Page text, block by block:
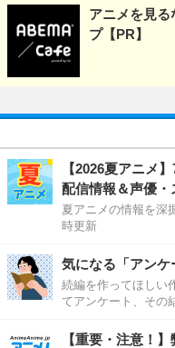
アニメを見
プ【PR】
【2026夏アニメ
配信情報＆声優・
夏アニメの情報を深
時更新
気になる「アンケ
続編を作ってほしい
てアンケート、その
【重要・注意！